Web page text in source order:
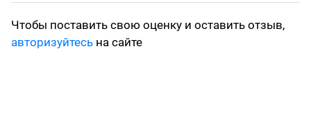
Чтобы поставить свою оценку и оставить отзыв,
авторизуйтесь на сайте